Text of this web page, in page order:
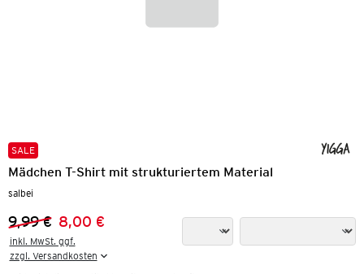
SALE
Mädchen T-Shirt mit strukturiertem Material
salbei
Vorheriger Preis:
9,99 €
Neuer Preis:
8,00 €
inkl. MwSt. ggf.
zzgl. Versandkosten